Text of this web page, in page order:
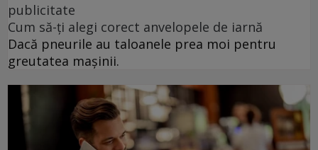
publicitate
Cum să-ți alegi corect anvelopele de iarnă
Dacă pneurile au taloanele prea moi pentru
greutatea mașinii.